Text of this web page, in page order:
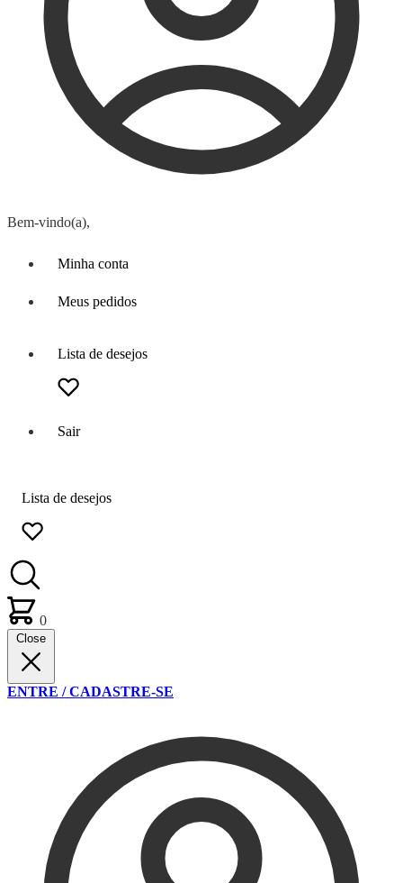
Bem-vindo(a),
Minha conta
Meus pedidos
Lista de desejos
Sair
Lista de desejos
0
Close
ENTRE / CADASTRE-SE